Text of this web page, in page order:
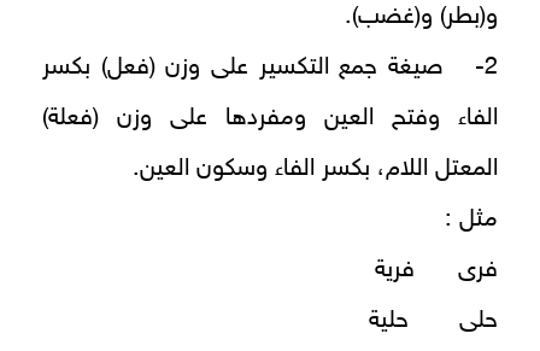
و(بطر) و(غضب).
2- صيغة جمع التكسير على وزن (فعل) بكسر
الفاء وفتح العين ومفردها على وزن (فعلة)
المعتل اللام، بكسر الفاء وسكون العين.
مثل :
فرى فرية
حلى حلية